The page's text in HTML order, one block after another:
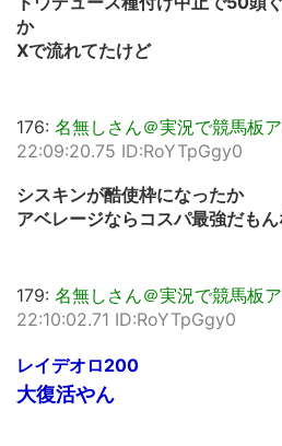
か
Xで流れてたけど
176: 名無しさん＠実況で競馬板
22:09:20.75 ID:RoYTpGgy0
シスキンが酷使枠になったか
アベレージならコスパ最強だも
179: 名無しさん＠実況で競馬板
22:10:02.71 ID:RoYTpGgy0
レイデオロ200
大復活やん